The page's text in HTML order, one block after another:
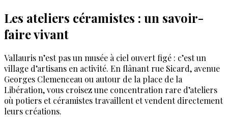
Les ateliers céramistes : un savoir-
faire vivant
Vallauris n’est pas un musée à ciel ouvert figé : c’est un
village d’artisans en activité. En flânant rue Sicard, avenue
Georges Clemenceau ou autour de la place de la
Libération, vous croisez une concentration rare d’ateliers
où potiers et céramistes travaillent et vendent directement
leurs créations.